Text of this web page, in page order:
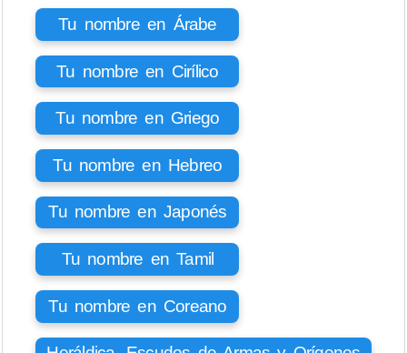
Tu nombre en Árabe
Tu nombre en Cirílico
Tu nombre en Griego
Tu nombre en Hebreo
Tu nombre en Japonés
Tu nombre en Tamil
Tu nombre en Coreano